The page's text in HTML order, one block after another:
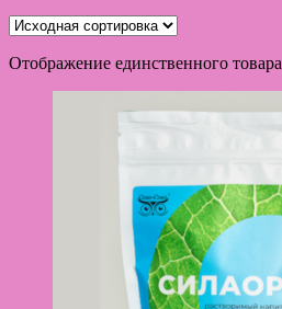
Отображение единственного товара